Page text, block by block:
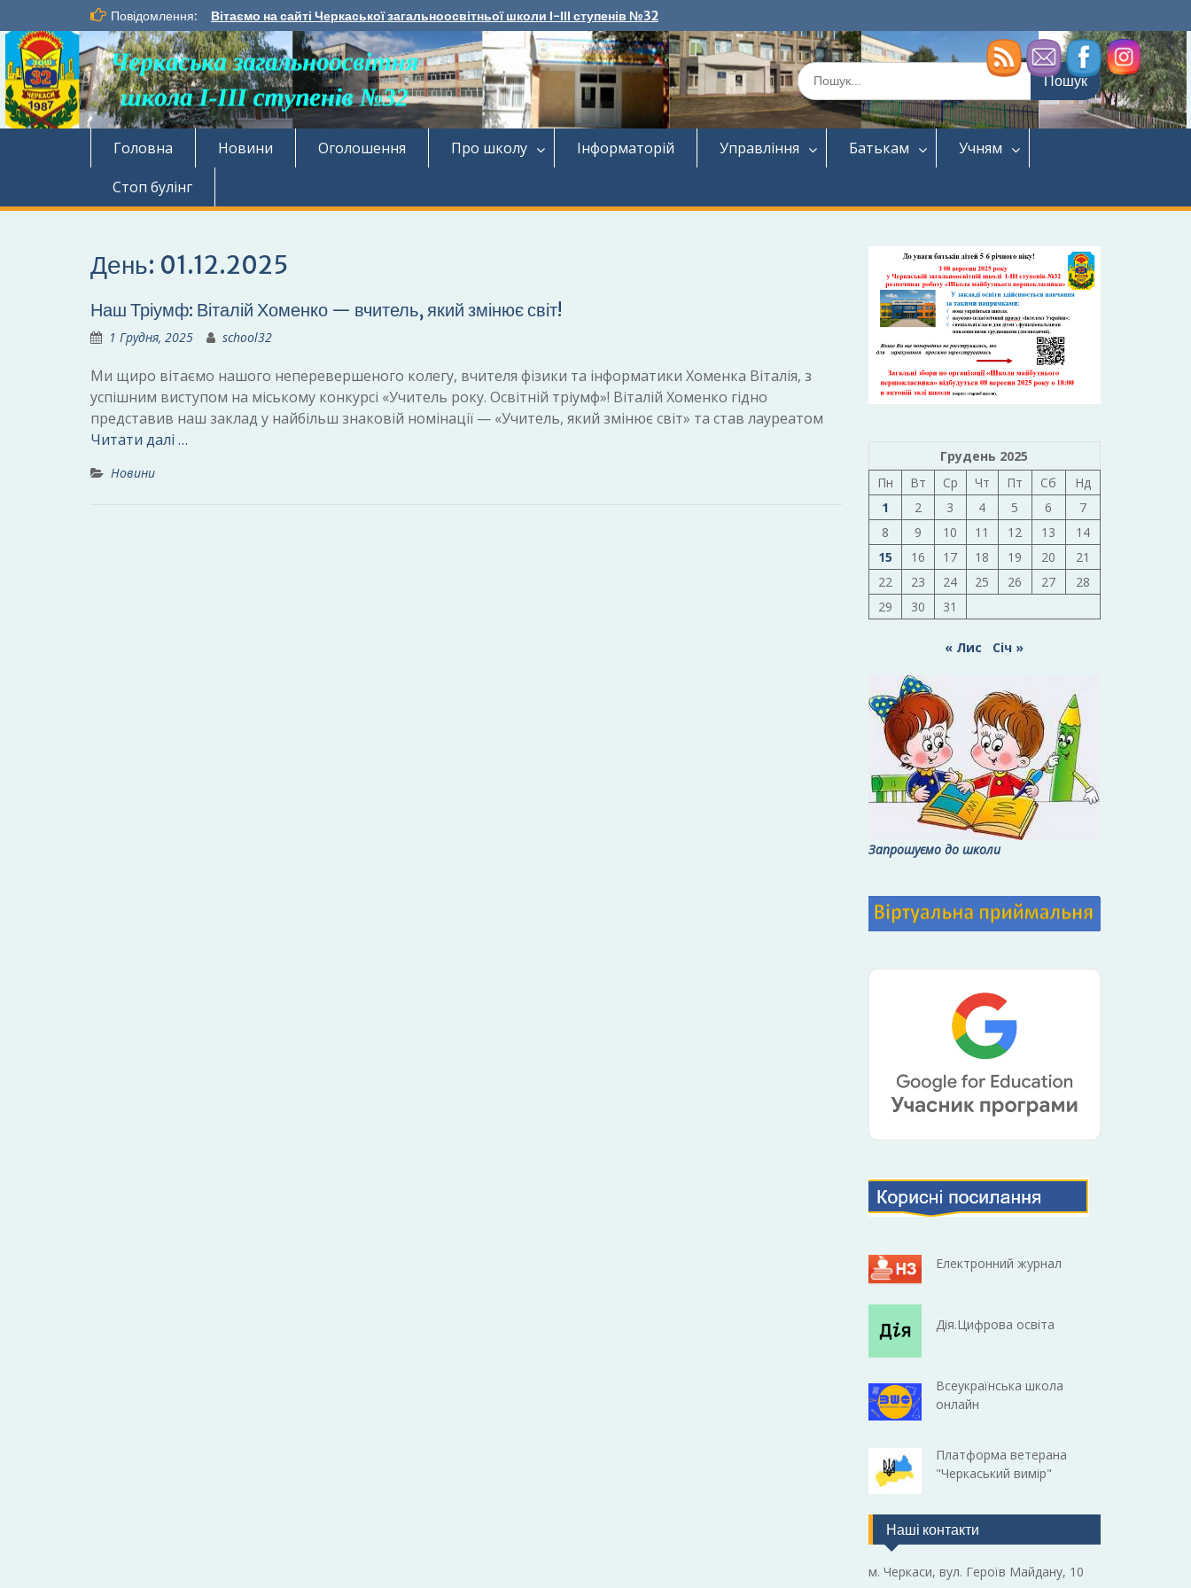
до
вмісту
Повідомлення: Вітаємо на сайті Черкаської загальноосвітньої школи І-ІІІ ступенів №32
Шукати:
Головна Новини Оголошення Про школу Інформаторій Управління Батькам
Учням
Стоп булінг
День: 01.12.2025
Наш Тріумф: Віталій Хоменко — вчитель, який змінює світ!
1 Грудня, 2025 school32
Ми щиро вітаємо нашого неперевершеного колегу, вчителя фізики та інформатики Хоменка Віталія, з
успішним виступом на міському конкурсі «Учитель року. Освітній тріумф»! Віталій Хоменко гідно
представив наш заклад у найбільш знаковій номінації — «Учитель, який змінює світ» та став лауреатом
Читати далі …
Новини
Грудень 2025
Пн
Вт Ср Чт Пт Сб
Нд
1
2 3 4 5 6
7
8
9 10 11 12 13
14
15
16 17 18 19 20
21
22
23 24 25 26 27
28
29
30 31
« Лис Січ »
Запрошуємо до школи
Електронний журнал
Дія.Цифрова освіта
Всеукраїнська школа
онлайн
Платформа ветерана
"Черкаський вимір"
Наші контакти
м. Черкаси, вул. Героїв Майдану, 10